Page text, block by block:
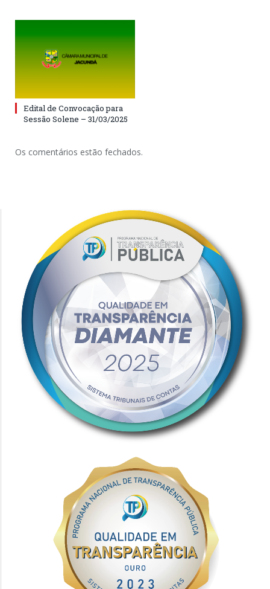
Edital de Convocação para
Sessão Solene – 31/03/2025
Os comentários estão fechados.